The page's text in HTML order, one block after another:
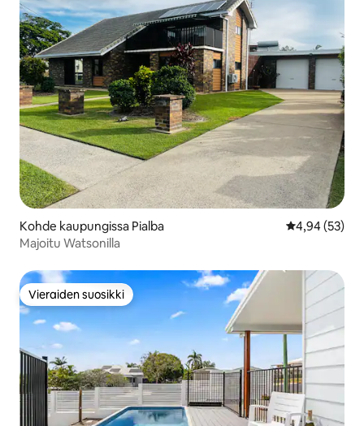
Kohde kaupungissa Pialba
4,94 (53)
Majoitu Watsonilla
Vieraiden suosikki
Vieraiden suosikki